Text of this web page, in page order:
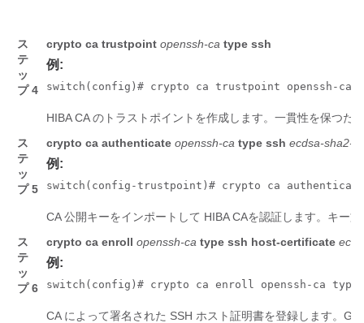
ス
テ
ッ
プ 4
crypto ca trustpoint openssh-ca type ssh
例:
switch(config)# crypto ca trustpoint openssh-ca
HIBA CA のトラストポイントを作成します。一貫性を保つた
ス
テ
ッ
プ 5
crypto ca authenticate openssh-ca type ssh ecdsa-sha2-
例:
switch(config-trustpoint)# crypto ca authenticate
CA 公開キーをインポートして HIBA CAを認証します。キー
ス
テ
ッ
プ 6
crypto ca enroll openssh-ca type ssh host-certificate
例:
switch(config)# crypto ca enroll openssh-ca type ssh host-
CA によって署名された SSH ホスト証明書を登録します。